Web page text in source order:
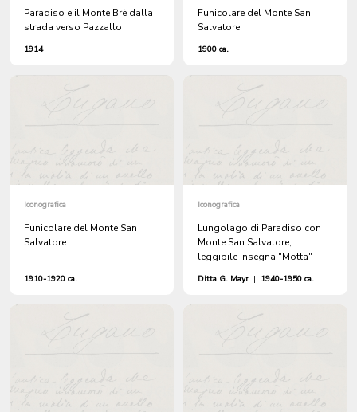
Paradiso e il Monte Brè dalla
strada verso Pazzallo
1914
Funicolare del Monte San
Salvatore
1900 ca.
Iconografica
Funicolare del Monte San
Salvatore
1910-1920 ca.
Iconografica
Lungolago di Paradiso con
Monte San Salvatore,
leggibile insegna "Motta"
Ditta G. Mayr | 1940-1950 ca.